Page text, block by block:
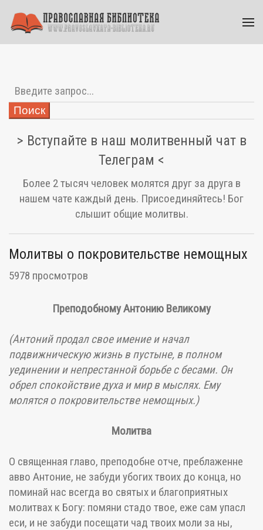
Поиск
> Вступайте в наш молитвенный чат в
Телеграм <
Более 2 тысяч человек молятся друг за друга в
нашем чате каждый день. Присоединяйтесь! Бог
слышит общие молитвы.
Молитвы о покровительстве немощных
5978 просмотров
Преподобному Антонию Великому
(Антоний продал свое имение и начал
подвижническую жизнь в пустыне, в полном
уединении и непрестанной борьбе с бесами. Он
обрел спокойствие духа и мир в мыслях. Ему
молятся о покровительстве немощных.)
Молитва
О священная главо, преподобне отче, преблаженне
авво Антоние, не забуди убогих твоих до конца, но
поминай нас всегда во святых и благоприятных
молитвах к Богу: помяни стадо твое, еже сам упасл
еси, и не забуди посещати чад твоих моли за ны,